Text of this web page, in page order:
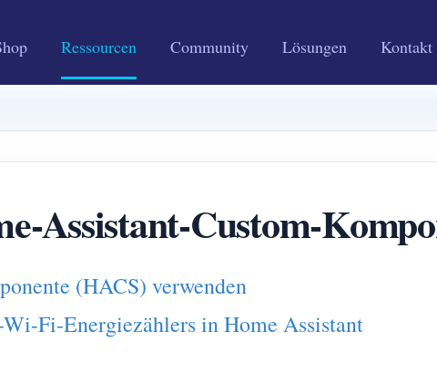
Ressourcen Community Lösungen Kontakt
Assistant-Custom-
(HACS) verwenden
Fi-Energiezählers in Home Assistant